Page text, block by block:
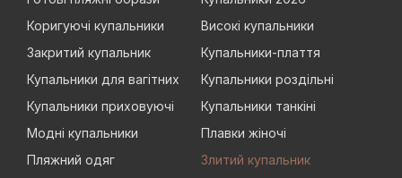
Коригуючі купальники
Високі купальники
Закритий купальник
Купальники-плаття
Купальники для вагітних
Купальники роздільні
Купальники приховуючі
Купальники танкіні
Модні купальники
Плавки жіночі
Пляжний одяг
Злитий купальник